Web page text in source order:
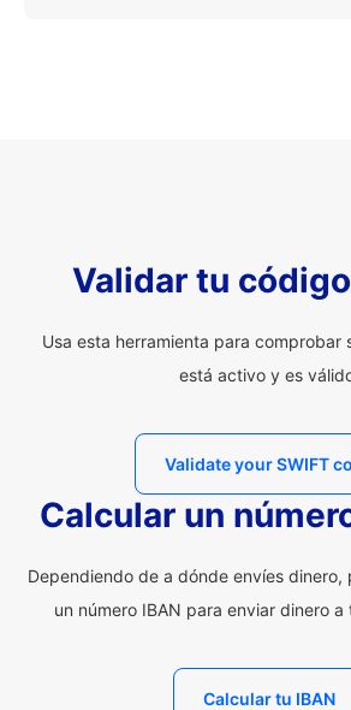
Validar tu
Usa esta herramienta para comprobar
está activo y es
Validate your SWIFT
Calcular un
Dependiendo de a dónde envíes dinero,
un número IBAN para enviar dinero a
Calcular tu IBAN